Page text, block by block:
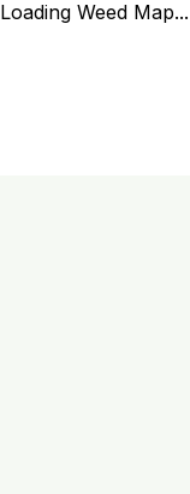
Loading Weed Map...